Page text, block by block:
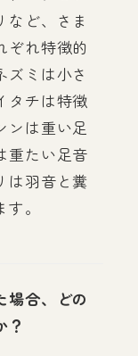
など、さま
ぞれ特徴的
ズミは小さ
タチは特徴
ンは重い足
重たい足音
は羽音と糞
。
場合、どの
？